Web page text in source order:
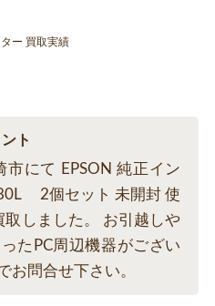
ー 買取実績
ト
にて EPSON 純正イン
2個セット 未開封 使
しました。 お引越しや
たPC周辺機器がござい
お問合せ下さい。